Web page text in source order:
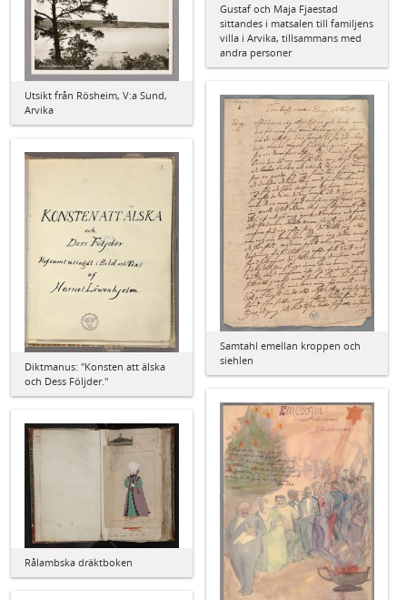
Gustaf och Maja Fjaestad
sittandes i matsalen till familjens
villa i Arvika, tillsammans med
andra personer
Utsikt från Rösheim, V:a Sund,
Arvika
Samtahl emellan kroppen och
siehlen
Diktmanus: "Konsten att älska
och Dess Följder."
Rålambska dräktboken